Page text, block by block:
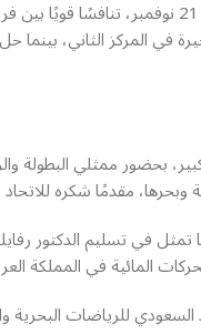
استمر الإقبال الجماهيري
وبحرها، مقدمًا شكره
المائية في المملكة
للرياضات